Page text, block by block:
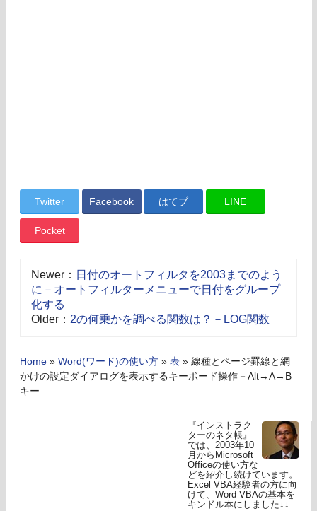
Twitter Facebook はてブ LINE
Pocket
Newer： 日付のオートフィルタを2003までのよう
に－オートフィルターメニューで日付をグループ
化する
Older： 2の何乗かを調べる関数は？－LOG関数
Home » Word(ワード)の使い方 » 表 » 線種とページ罫線と網
かけの設定ダイアログを表示するキーボード操作－Alt→A→B
キー
『インストラク
ターのネタ帳』
では、2003年10
月からMicrosoft
Officeの使い方な
どを紹介し続けています。
Excel VBA経験者の方に向
けて、Word VBAの基本を
キンドル本にしました↓↓